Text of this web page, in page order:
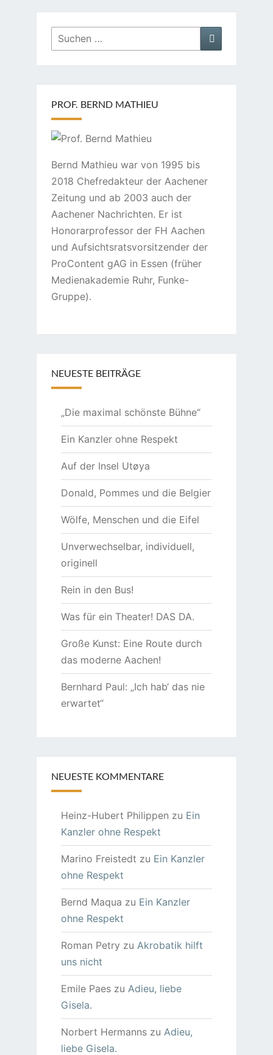
Suchen
nach:
Suchen
PROF. BERND MATHIEU
Bernd Mathieu war von 1995 bis
2018 Chefredakteur der Aachener
Zeitung und ab 2003 auch der
Aachener Nachrichten. Er ist
Honorarprofessor der FH Aachen
und Aufsichtsratsvorsitzender der
ProContent gAG in Essen (früher
Medienakademie Ruhr, Funke-
Gruppe).
NEUESTE BEITRÄGE
„Die maximal schönste Bühne“
Ein Kanzler ohne Respekt
Auf der Insel Utøya
Donald, Pommes und die Belgier
Wölfe, Menschen und die Eifel
Unverwechselbar, individuell,
originell
Rein in den Bus!
Was für ein Theater! DAS DA.
Große Kunst: Eine Route durch
das moderne Aachen!
Bernhard Paul: „Ich hab‘ das nie
erwartet“
NEUESTE KOMMENTARE
Heinz-Hubert Philippen zu Ein
Kanzler ohne Respekt
Marino Freistedt zu Ein Kanzler
ohne Respekt
Bernd Maqua zu Ein Kanzler
ohne Respekt
Roman Petry zu Akrobatik hilft
uns nicht
Emile Paeszu Adieu, liebe
Gisela.
Norbert Hermannszu Adieu,
liebe Gisela.